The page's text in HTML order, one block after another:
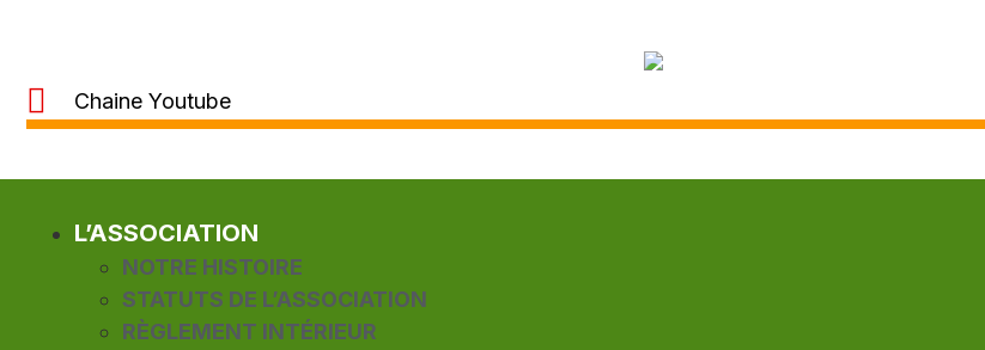
Chaine Youtube
L’ASSOCIATION
NOTRE HISTOIRE
STATUTS DE L’ASSOCIATION
RÈGLEMENT INTÉRIEUR